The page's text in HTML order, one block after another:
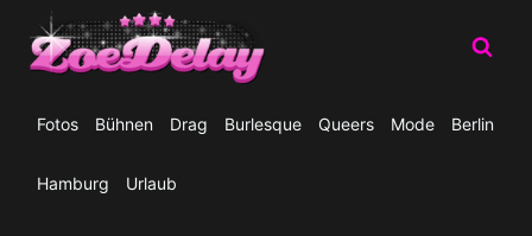
Inhalt
springen
Fotos Bühnen Drag Burlesque Queers Mode Berlin
Hamburg Urlaub